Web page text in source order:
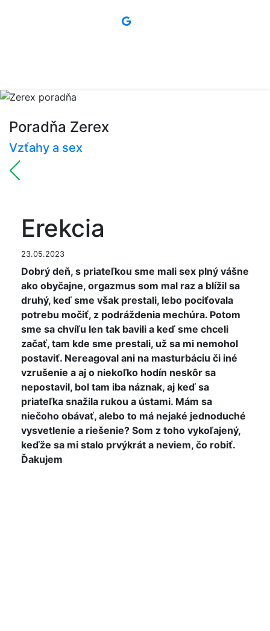
Poradňa Zerex
Vzťahy a sex
Erekcia
23.05.2023
Dobrý deň, s priateľkou sme mali sex plný vášne
ako obyčajne, orgazmus som mal raz a blížil sa
druhý, keď sme však prestali, lebo pociťovala
potrebu močiť, z podráždenia mechúra. Potom
sme sa chvíľu len tak bavili a keď sme chceli
začať, tam kde sme prestali, už sa mi nemohol
postaviť. Nereagoval ani na masturbáciu či iné
vzrušenie a aj o niekoľko hodín neskôr sa
nepostavil, bol tam iba náznak, aj keď sa
priateľka snažila rukou a ústami. Mám sa
niečoho obávať, alebo to má nejaké jednoduché
vysvetlenie a riešenie? Som z toho vykoľajený,
keďže sa mi stalo prvýkrát a neviem, čo robiť.
Ďakujem